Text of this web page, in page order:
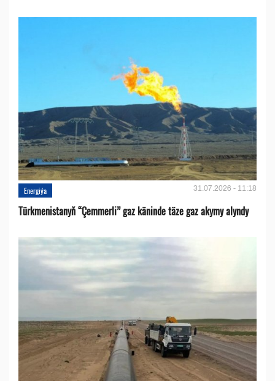
Energiýa 31.07.2026 - 11:18
Türkmenistanyň “Çemmerli” gaz käninde täze gaz akymy alyndy